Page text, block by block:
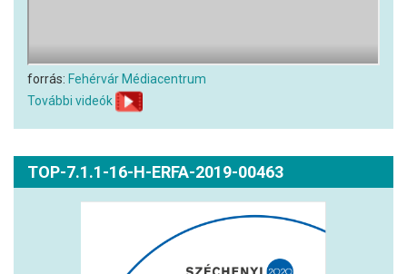
forrás: Fehérvár Médiacentrum
További videók
TOP-7.1.1-16-H-ERFA-2019-00463